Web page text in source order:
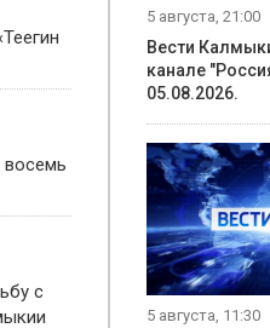
с
5 августа, 21:00
Вести
канале
05.08.2026.
5 августа, 11:30